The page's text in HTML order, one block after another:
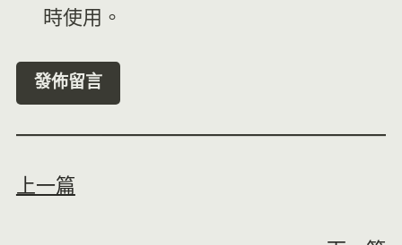
時使用。
上一篇